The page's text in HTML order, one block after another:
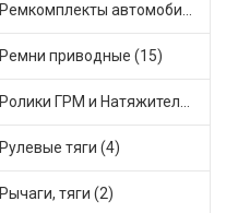
Ремкомплекты автомобильные (67)
Ремни приводные (15)
Ролики ГРМ и Натяжители (14)
Рулевые тяги (4)
Рычаги, тяги (2)